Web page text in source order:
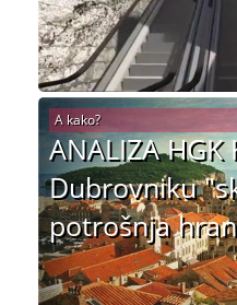
ANALIZA HGK
Dubrovniku
potrošnja
A kako?